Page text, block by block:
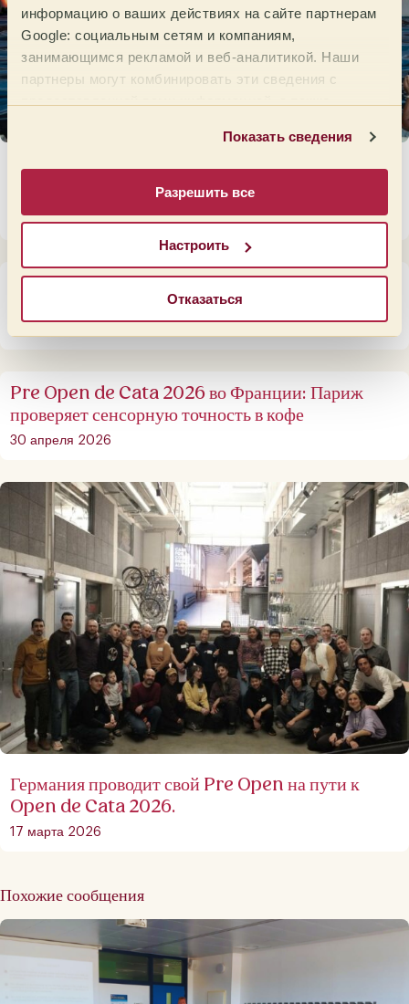
информацию о ваших действиях на сайте партнерам
Google: социальным сетям и компаниям,
занимающимся рекламой и веб-аналитикой. Наши
партнеры могут комбинировать эти сведения с
Показать сведения
Разрешить все
Настроить
Отказаться
Open de Cata Barcelona 2026: когда
соревнование становится сообществом
3 июня 2026
Pre Open de Cata 2026 в Португалии: два дня
сенсорной точности и соревнований
Pre Open de Cata 2026 во Франции: Париж
проверяет сенсорную точность в кофе
30 апреля 2026
Германия проводит свой Pre Open на пути к
Open de Cata 2026.
17 марта 2026
Похожие сообщения